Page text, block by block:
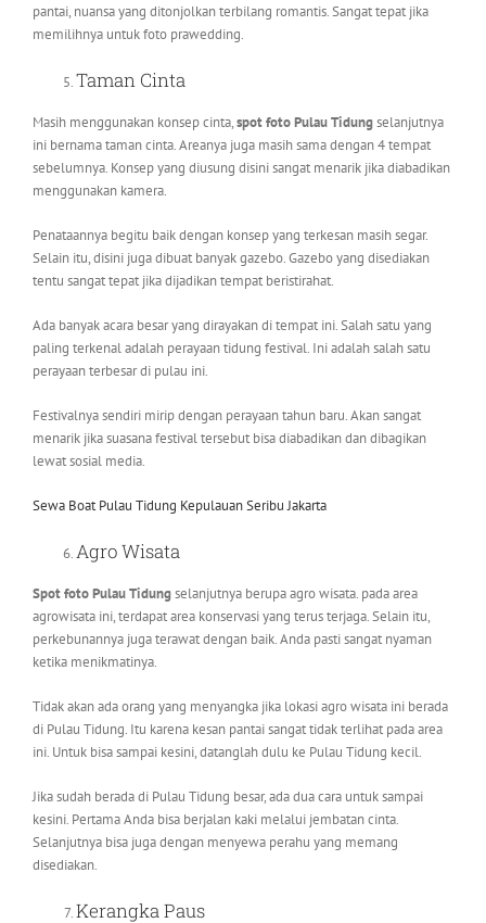
pantai, nuansa yang ditonjolkan terbilang romantis. Sangat tepat jika
memilihnya untuk foto prawedding.
Taman Cinta
Masih menggunakan konsep cinta,spot foto Pulau Tidungselanjutnya
ini bernama taman cinta. Areanya juga masih sama dengan 4 tempat
sebelumnya. Konsep yang diusung disini sangat menarik jika diabadikan
menggunakan kamera.
Penataannya begitu baik dengan konsep yang terkesan masih segar.
Selain itu, disini juga dibuat banyak gazebo. Gazebo yang disediakan
tentu sangat tepat jika dijadikan tempat beristirahat.
Ada banyak acara besar yang dirayakan di tempat ini. Salah satu yang
paling terkenal adalah perayaan tidung festival. Ini adalah salah satu
perayaan terbesar di pulau ini.
Festivalnya sendiri mirip dengan perayaan tahun baru. Akan sangat
menarik jika suasana festival tersebut bisa diabadikan dan dibagikan
lewat sosial media.
Sewa Boat Pulau Tidung Kepulauan Seribu Jakarta
Agro Wisata
Spot foto Pulau Tidungselanjutnya berupa agro wisata. pada area
agrowisata ini, terdapat area konservasi yang terus terjaga. Selain itu,
perkebunannya juga terawat dengan baik. Anda pasti sangat nyaman
ketika menikmatinya.
Tidak akan ada orang yang menyangka jika lokasi agro wisata ini berada
di Pulau Tidung. Itu karena kesan pantai sangat tidak terlihat pada area
ini. Untuk bisa sampai kesini, datanglah dulu ke Pulau Tidung kecil.
Jika sudah berada di Pulau Tidung besar, ada dua cara untuk sampai
kesini. Pertama Anda bisa berjalan kaki melalui jembatan cinta.
Selanjutnya bisa juga dengan menyewa perahu yang memang
disediakan.
Kerangka Paus